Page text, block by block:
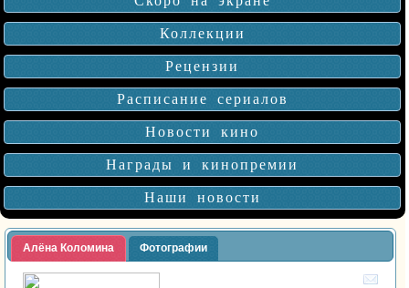
Коллекции
Рецензии
Расписание сериалов
Новости кино
Награды и кинопремии
Наши новости
Алёна Коломина Фотографии